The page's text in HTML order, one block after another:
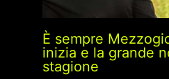
È sempre
inizia e la grande
stagione